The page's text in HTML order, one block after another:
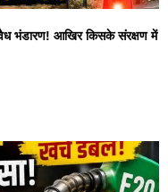
भंडारण! आखिर किसके संरक्षण में